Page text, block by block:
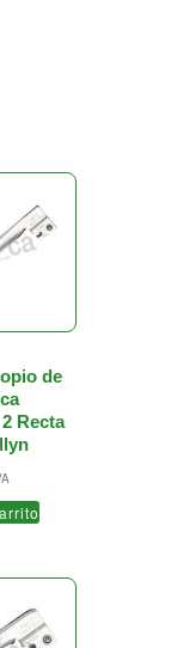
de
Recta